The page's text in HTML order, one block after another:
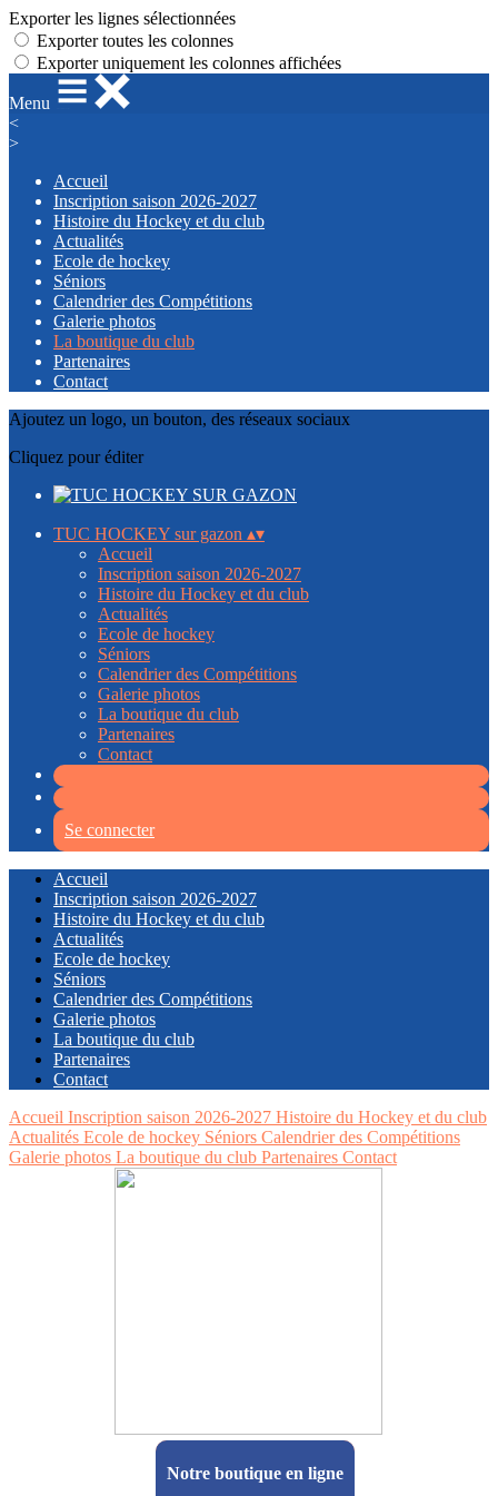
Exporter les lignes sélectionnées
Exporter toutes les colonnes
Exporter uniquement les colonnes affichées
Menu
<
>
Accueil
Inscription saison 2026-2027
Histoire du Hockey et du club
Actualités
Ecole de hockey
Séniors
Calendrier des Compétitions
Galerie photos
La boutique du club
Partenaires
Contact
Ajoutez un logo, un bouton, des réseaux sociaux
Cliquez pour éditer
TUC HOCKEY sur gazon ▴▾
Accueil
Inscription saison 2026-2027
Histoire du Hockey et du club
Actualités
Ecole de hockey
Séniors
Calendrier des Compétitions
Galerie photos
La boutique du club
Partenaires
Contact
Se connecter
Accueil
Inscription saison 2026-2027
Histoire du Hockey et du club
Actualités
Ecole de hockey
Séniors
Calendrier des Compétitions
Galerie photos
La boutique du club
Partenaires
Contact
Accueil Inscription saison 2026-2027 Histoire du Hockey et du club
Actualités Ecole de hockey Séniors Calendrier des Compétitions
Galerie photos La boutique du club Partenaires Contact
Notre boutique en ligne